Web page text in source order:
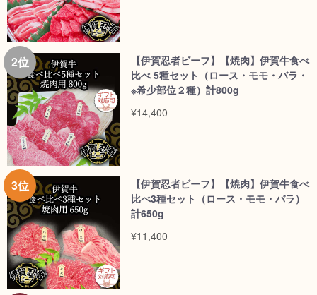
【伊賀忍者ビーフ】【焼肉】伊賀牛食べ
比べ 5種セット（ロース・モモ・バラ・
※希少部位２種）計800g
¥14,400
【伊賀忍者ビーフ】【焼肉】伊賀牛食べ
比べ3種セット（ロース・モモ・バラ）
計650g
¥11,400